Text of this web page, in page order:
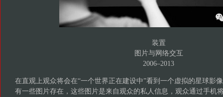
装置
图片与网络交互
2006–2013
在直观上观众将会在“一个世界正在建设中”看到一个虚拟的星球影
有一些图片存在，这些图片是来自观众的私人信息，观众通过手机